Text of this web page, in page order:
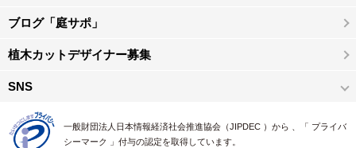
ブログ「庭サポ」
植木カットデザイナー募集
SNS
一般財団法人日本情報経済社会推進協会（JIPDEC ）から 、「 プライバ
シーマーク 」付与の認定を取得しています。